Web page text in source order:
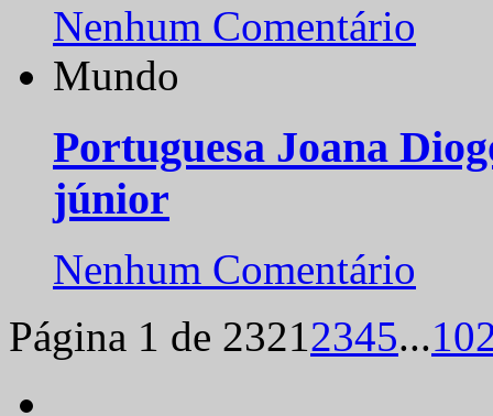
Nenhum Comentário
Mundo
Portuguesa Joana
júnior
Nenhum Comentário
Página 1 de 23212345...10